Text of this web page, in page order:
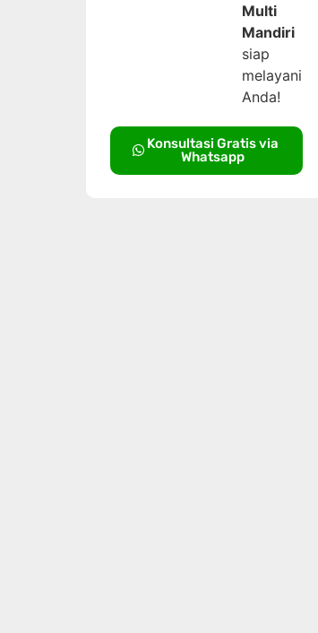
Multi
Mandiri
siap
melayani
Anda!
Konsultasi Gratis via
Whatsapp